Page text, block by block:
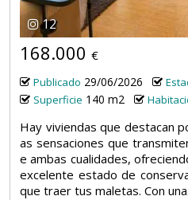
12
168.000 €
Publicado 29/06/2026
Superficie 140 m2
Hay viviendas que destacan
as sensaciones que
e ambas cualidades,
excelente estado de
que traer tus maletas. Con